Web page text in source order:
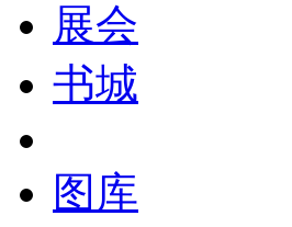
展会
书城
图库